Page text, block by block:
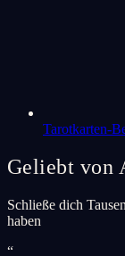
Tarotkarten-
Geliebt von
Schließe dich
haben
“